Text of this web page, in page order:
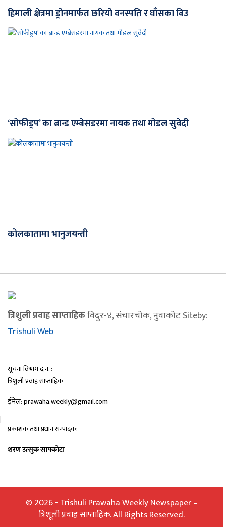
हिमाली क्षेत्रमा ड्रोनमार्फत छरियो वनस्पति र घाँसका बिउ
‘सोफीड्रप’ का ब्रान्ड एम्बेसडरमा नायक तथा मोडल सुवेदी
कोलकातामा भानुजयन्ती
त्रिशुली प्रवाह साप्ताहिकविदुर-४, संचारचोक, नुवाकोट Siteby:
Trishuli Web
सूचना विभाग द.न. :
त्रिशुली प्रवाह साप्ताहिक
ईमेल: prawaha.weekly@gmail.com
प्रकाशक तथा प्रधान सम्पादक:
शरण उत्सुक सापकोटा
© 2026 - Trishuli Prawaha Weekly Newspaper –
त्रिशूली प्रवाह साप्ताहिक. All Rights Reserved.